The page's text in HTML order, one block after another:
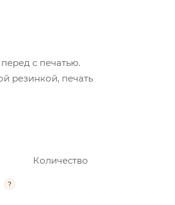
с печатью.
резинкой, печать
Количество